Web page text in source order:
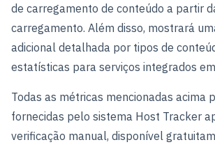
de carregamento de conteúdo a partir
carregamento. Além disso, mostrará
adicional detalhada por tipos de
estatísticas para serviços integrados
Todas as métricas mencionadas acima
fornecidas pelo sistema Host Tracker
verificação manual, disponível